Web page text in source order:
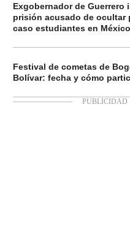
Exgobernador de Guerrero
prisión acusado de ocultar
caso estudiantes en México
Festival de cometas de
Bolívar: fecha y cómo